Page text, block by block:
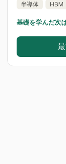
半導体 HBM
基礎を学んだ次